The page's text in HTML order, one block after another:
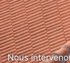
Nous